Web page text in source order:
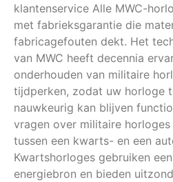
klantenservice Alle MWC-
met fabrieksgarantie die
fabricagefouten dekt. Het
van MWC heeft decennia
onderhouden van militaire
tijdperken, zodat uw horloge
nauwkeurig kan blijven
vragen over militaire
tussen een kwarts- en een
Kwartshorloges gebruiken
energiebron en bieden